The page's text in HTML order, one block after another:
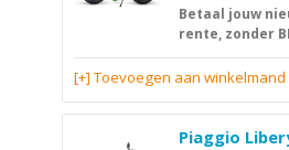
Betaal jouw
rente, zonder
[+] Toevoegen aan winkelmand
Piaggio